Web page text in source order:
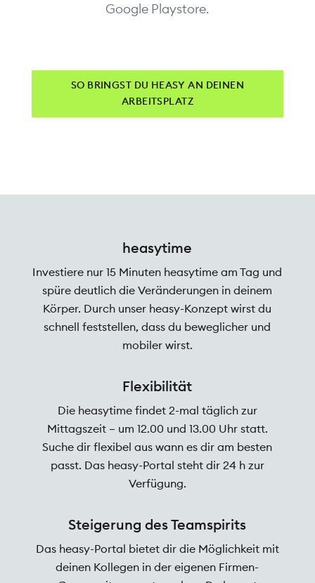
Google Playstore.
SO BRINGST DU HEASY AN DEINEN
ARBEITSPLATZ
heasytime
Investiere nur 15 Minuten heasytime am Tag und
spüre deutlich die Veränderungen in deinem
Körper. Durch unser heasy-Konzept wirst du
schnell feststellen, dass du beweglicher und
mobiler wirst.
Flexibilität
Die heasytime findet 2-mal täglich zur
Mittagszeit – um 12.00 und 13.00 Uhr statt.
Suche dir flexibel aus wann es dir am besten
passt. Das heasy-Portal steht dir 24 h zur
Verfügung.
Steigerung des Teamspirits
Das heasy-Portal bietet dir die Möglichkeit mit
deinen Kollegen in der eigenen Firmen-